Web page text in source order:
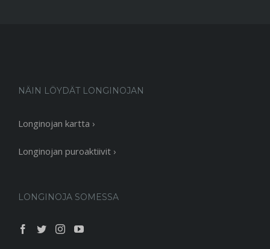
NÄIN LÖYDÄT LONGINOJAN
Longinojan kartta ›
Longinojan puroaktiivit ›
LONGINOJA SOMESSA